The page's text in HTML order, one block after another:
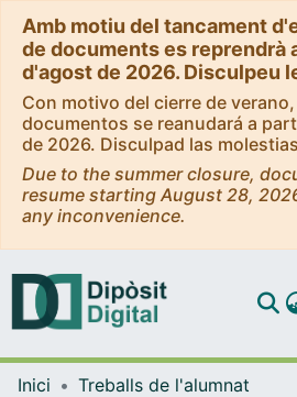
Amb motiu del tancament
de documents es reprendrà
d'agost de 2026. Disculpeu
Con motivo del cierre de
documentos se reanudará a
de 2026. Disculpad las molestias
Due to the summer closure,
resume starting August 28,
any inconvenience.
Inici
Treballs de l'alumnat